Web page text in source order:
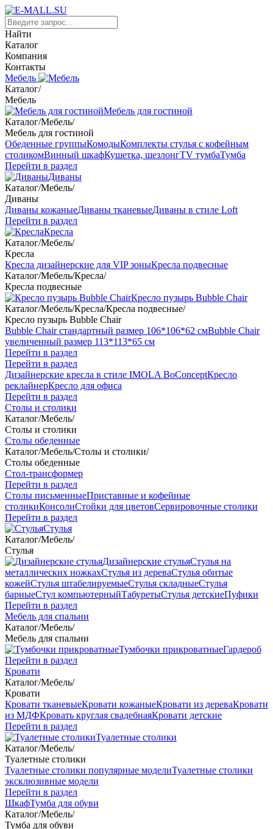
Найти
Каталог
Компания
Контакты
Мебель
Каталог/
Мебель
Мебель для гостиной
Каталог/Мебель/
Мебель для гостиной
Обеденные группыКомодыКомплекты стулья с кофейным
столикомВинный шкафКушетка, шезлонгTV тумбаТумба
Перейти в раздел
Диваны
Каталог/Мебель/
Диваны
Диваны кожаныеДиваны тканевыеДиваны в стиле Loft
Перейти в раздел
Кресла
Каталог/Мебель/
Кресла
Кресла дизайнерские для VIP зоныКресла подвесные
Каталог/Мебель/Кресла/
Кресла подвесные
Кресло пузырь Bubble Chair
Каталог/Мебель/Кресла/Кресла подвесные/
Кресло пузырь Bubble Chair
Bubble Chair стандартный размер 106*106*62 смBubble Chair
увеличенный размер 113*113*65 см
Перейти в раздел
Перейти в раздел
Дизайнерские кресла в стиле IMOLA BoConceptКресло
реклайнерКресло для офиса
Перейти в раздел
Столы и столики
Каталог/Мебель/
Столы и столики
Столы обеденные
Каталог/Мебель/Столы и столики/
Столы обеденные
Стол-трансформер
Перейти в раздел
Столы письменныеПриставные и кофейные
столикиКонсолиСтойки для цветовСервировочные столики
Перейти в раздел
Стулья
Каталог/Мебель/
Стулья
Дизайнерские стульяСтулья на
металлических ножкахСтулья из дереваСтулья обитые
кожейСтулья штабелируемыеСтулья складныеСтулья
барныеСтул компьютерныйТабуретыСтулья детскиеПуфики
Перейти в раздел
Мебель для спальни
Каталог/Мебель/
Мебель для спальни
Тумбочки прикроватныеГардероб
Перейти в раздел
Кровати
Каталог/Мебель/
Кровати
Кровати тканевыеКровати кожаныеКровати из дереваКровати
из МДФКровать круглая свадебнаяКровати детские
Перейти в раздел
Туалетные столики
Каталог/Мебель/
Туалетные столики
Туалетные столики популярные моделиТуалетные столики
эксклюзивные модели
Перейти в раздел
ШкафТумба для обуви
Каталог/Мебель/
Тумба для обуви